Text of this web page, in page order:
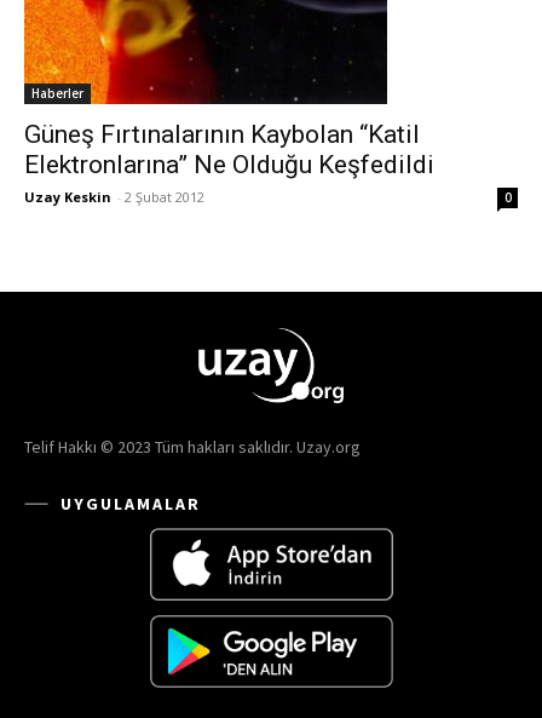
Haberler
Güneş Fırtınalarının Kaybolan “Katil
Elektronlarına” Ne Olduğu Keşfedildi
Uzay Keskin - 2 Şubat 2012 0
Telif Hakkı © 2023 Tüm hakları saklıdır. Uzay.org
UYGULAMALAR